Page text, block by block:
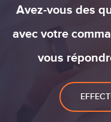
Avez-vous des
avec votre
vous